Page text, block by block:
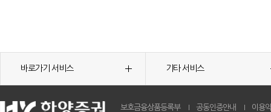
바로가기 서비스 기타 서비스
보호금융상품등록부 공동인증안내 이용